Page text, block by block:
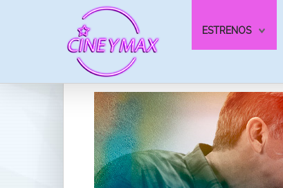
ESTRENOS